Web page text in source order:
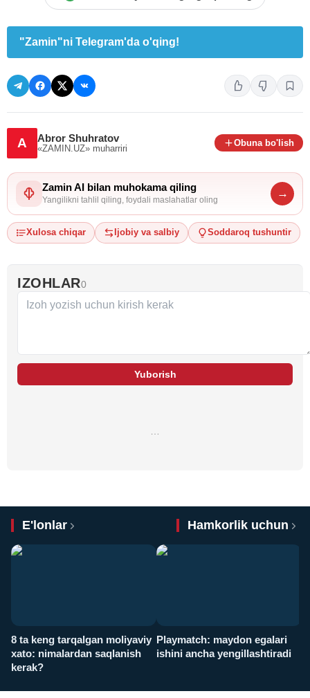
"Zamin"ni Telegram'da o'qing!
A Abror Shuhratov
«ZAMIN.UZ» muharriri
Obuna bo'lish
Zamin AI bilan muhokama qiling
Yangilikni tahlil qiling, foydali maslahatlar oling
→
Xulosa chiqar Ijobiy va salbiy Soddaroq tushuntir
IZOHLAR0
Yuborish
E'lonlar Hamkorlik uchun
8 ta keng tarqalgan moliyaviy
xato: nimalardan saqlanish
kerak?
Playmatch: maydon egalari
ishini ancha yengillashtiradi